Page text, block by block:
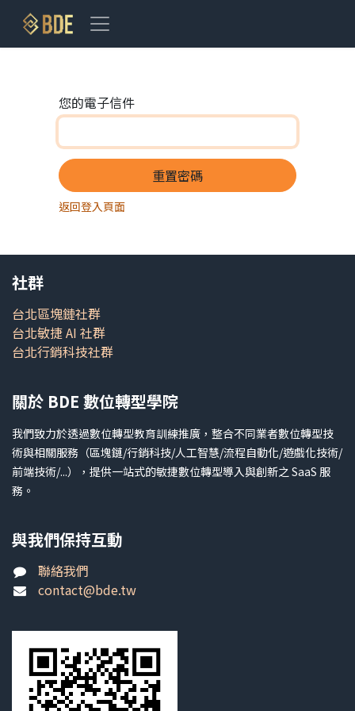
跳至內容
您的電子信件
重置密碼
返回登入頁面
社群
台北區塊鏈社群
台北敏捷 AI 社群
台北行銷科技社群
關於 BDE 數位轉型學院
我們致力於透過數位轉型教育訓練推廣，整合不同業者數位轉型技
術與相關服務（區塊鏈/行銷科技/人工智慧/流程自動化/遊戲化技術/
前端技術/...），提供一站式的敏捷數位轉型導入與創新之 SaaS 服
務。
與我們保持互動
聯絡我們
contact@bde.tw